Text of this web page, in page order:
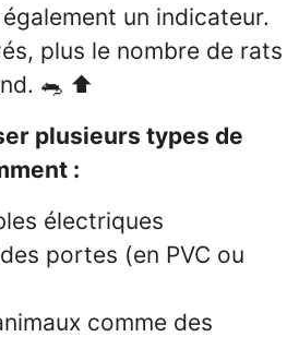
un indicateur.
plus le nombre de rats
🐀 ⬆️
plusieurs types de
:
électriques
portes (en PVC ou
comme des